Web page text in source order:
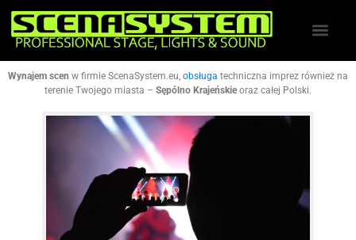
Wynajem scen w firmie ScenaSystem.eu, obsługa techniczna imprez również na
terenie Twojego miasta – Sępólno Krajeńskie oraz całej Polski.